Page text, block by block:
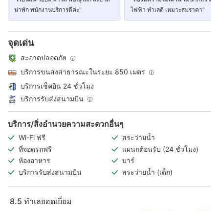
น่าพัก พนักงานบริการดีค่ะ"
ไฟฟ้า ทำเลดี เหมาะสมราคา"
จุดเด่น
สะอาดปลอดภัย
บริการขนส่งสาธารณะในระยะ 850 เมตร
บริการเช็คอิน 24 ชั่วโมง
บริการรับส่งสนามบิน
บริการ/สิ่งอำนวยความสะดวกอื่นๆ
Wi-Fi ฟรี
สระว่ายน้ำ
ที่จอดรถฟรี
แผนกต้อนรับ (24 ชั่วโมง)
ห้องอาหาร
บาร์
บริการรับส่งสนามบิน
สระว่ายน้ำ (เด็ก)
8.5 ทำเลยอดเยี่ยม